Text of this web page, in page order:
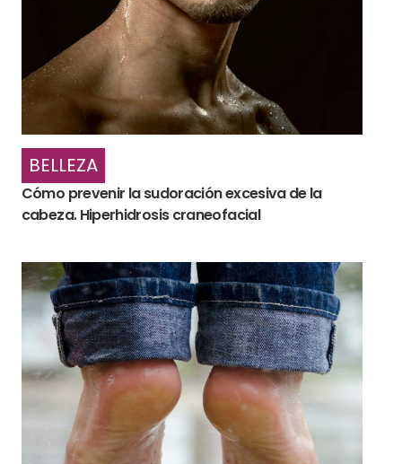
BELLEZA
Cómo prevenir la sudoración excesiva de la
cabeza. Hiperhidrosis craneofacial